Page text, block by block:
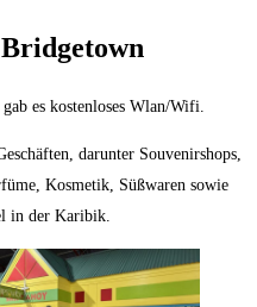
es kostenloses Wlan/Wifi.
darunter Souvenirshops,
Kosmetik, Süßwaren sowie
in der Karibik.